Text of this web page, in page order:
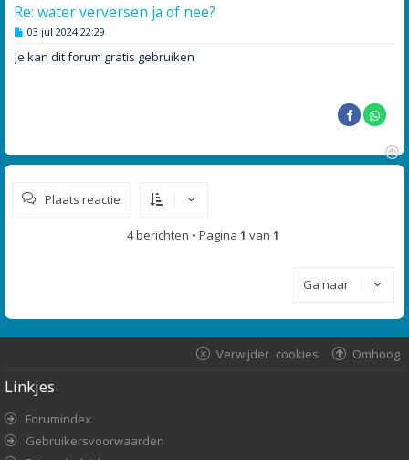
Re: water verversen ja of nee?
B
r
03 jul 2024 22:29
Je kan dit forum gratis gebruiken
O
Plaats reactie
4 berichten • Pagina 1 van 1
Ga naar
Omhoog
Verwijder cookies
Linkjes
Forumindex
Gebruikersvoorwaarden